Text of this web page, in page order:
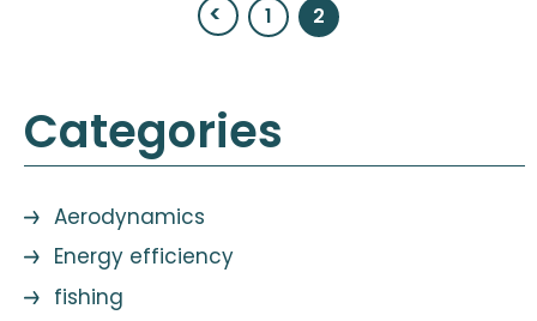
Page
1 Page
2
Categories
Aerodynamics
Energy efficiency
fishing